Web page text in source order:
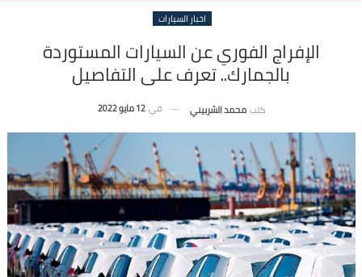
اخبار السيارات
الإفراج الفوري عن السيارات المستوردة
بالجمارك.. تعرف على التفاصيل
كتب محمد الشربيني في 12 مايو 2022